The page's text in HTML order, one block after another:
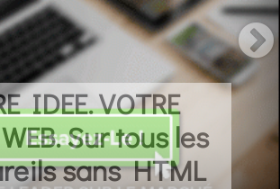
IDEE. VOTRE
Sur tous les
sans HTML